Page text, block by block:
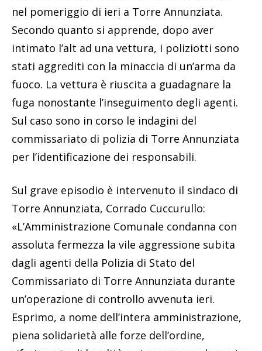
nel pomeriggio di ieri a Torre Annunziata.
Secondo quanto si apprende, dopo aver
intimato l’alt ad una vettura, i poliziotti sono
stati aggrediti con la minaccia di un’arma da
fuoco. La vettura è riuscita a guadagnare la
fuga nonostante l’inseguimento degli agenti.
Sul caso sono in corso le indagini del
commissariato di polizia di Torre Annunziata
per l’identificazione dei responsabili.
Sul grave episodio è intervenuto il sindaco di
Torre Annunziata, Corrado Cuccurullo:
«L’Amministrazione Comunale condanna con
assoluta fermezza la vile aggressione subita
dagli agenti della Polizia di Stato del
Commissariato di Torre Annunziata durante
un’operazione di controllo avvenuta ieri.
Esprimo, a nome dell’intera amministrazione,
piena solidarietà alle forze dell’ordine,